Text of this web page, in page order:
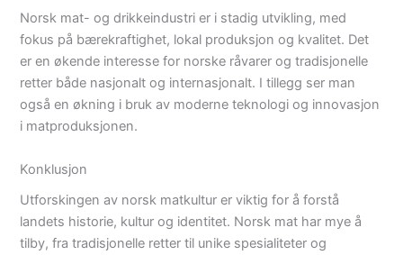
Norsk mat- og drikkeindustri er i stadig utvikling, med
fokus på bærekraftighet, lokal produksjon og kvalitet. Det
er en økende interesse for norske råvarer og tradisjonelle
retter både nasjonalt og internasjonalt. I tillegg ser man
også en økning i bruk av moderne teknologi og innovasjon
i matproduksjonen.
Konklusjon
Utforskingen av norsk matkultur er viktig for å forstå
landets historie, kultur og identitet. Norsk mat har mye å
tilby, fra tradisjonelle retter til unike spesialiteter og